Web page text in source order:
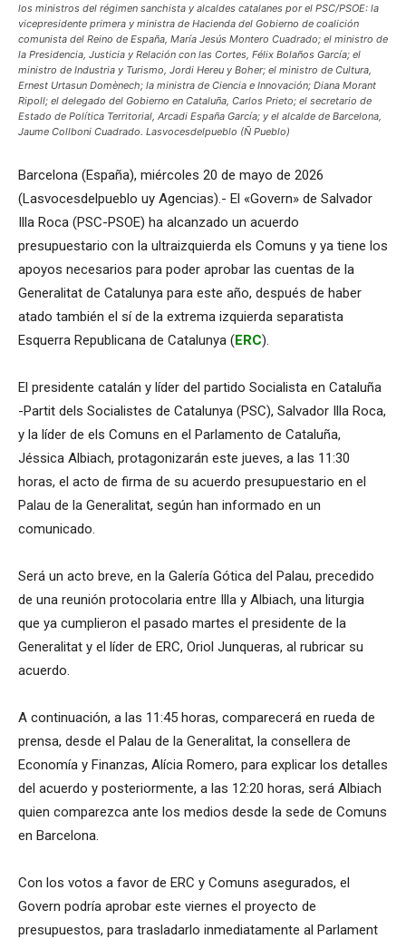
los ministros del régimen sanchista y alcaldes catalanes por el PSC/PSOE: la
vicepresidente primera y ministra de Hacienda del Gobierno de coalición
comunista del Reino de España, María Jesús Montero Cuadrado; el ministro de
la Presidencia, Justicia y Relación con las Cortes, Félix Bolaños García; el
ministro de Industria y Turismo, Jordi Hereu y Boher; el ministro de Cultura,
Ernest Urtasun Domènech; la ministra de Ciencia e Innovación; Diana Morant
Ripoll; el delegado del Gobierno en Cataluña, Carlos Prieto; el secretario de
Estado de Política Territorial, Arcadi España García; y el alcalde de Barcelona, ​​
Jaume Collboni Cuadrado. Lasvocesdelpueblo (Ñ Pueblo)
Barcelona (España), miércoles 20 de mayo de 2026
(Lasvocesdelpueblo uy Agencias).- El «Govern» de Salvador
Illa Roca (PSC-PSOE) ha alcanzado un acuerdo
presupuestario con la ultraizquierda els Comuns y ya tiene los
apoyos necesarios para poder aprobar las cuentas de la
Generalitat de Catalunya para este año, después de haber
atado también el sí de la extrema izquierda separatista
Esquerra Republicana de Catalunya (ERC).
El presidente catalán y líder del partido Socialista en Cataluña
-Partit dels Socialistes de Catalunya (PSC), Salvador Illa Roca,
y la líder de els Comuns en el Parlamento de Cataluña,
Jéssica Albiach, protagonizarán este jueves, a las 11:30
horas, el acto de firma de su acuerdo presupuestario en el
Palau de la Generalitat, según han informado en un
comunicado.
Será un acto breve, en la Galería Gótica del Palau, precedido
de una reunión protocolaria entre Illa y Albiach, una liturgia
que ya cumplieron el pasado martes el presidente de la
Generalitat y el líder de ERC, Oriol Junqueras, al rubricar su
acuerdo.
A continuación, a las 11:45 horas, comparecerá en rueda de
prensa, desde el Palau de la Generalitat, la consellera de
Economía y Finanzas, Alícia Romero, para explicar los detalles
del acuerdo y posteriormente, a las 12:20 horas, será Albiach
quien comparezca ante los medios desde la sede de Comuns
en Barcelona.
Con los votos a favor de ERC y Comuns asegurados, el
Govern podría aprobar este viernes el proyecto de
presupuestos, para trasladarlo inmediatamente al Parlament